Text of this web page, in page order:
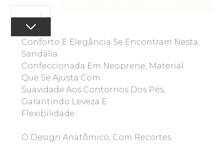
Conforto E Elegância Se Encontram Nesta
Sandália
Confeccionada Em Neoprene, Material
Que Se Ajusta Com
Suavidade Aos Contornos Dos Pés,
Garantindo Leveza E
Flexibilidade.
O Design Anatômico, Com Recortes